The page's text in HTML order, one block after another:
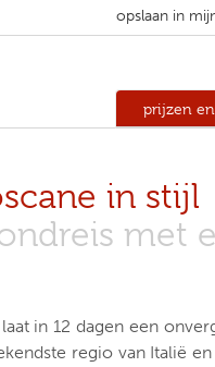
opslaan in
prijzen
in stijl
met
in 12 dagen een
regio van Italië